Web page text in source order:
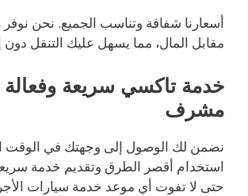
أسعارنا شفافة وتناسب الجميع. نحن
مقابل المال، مما يسهل عليك التنقل دون
خدمة تاكسي سريعة
مشرف
نضمن لك الوصول إلى وجهتك في الوقت
استخدام أقصر الطرق وتقديم خدمة
حتى لا تفوت أي موعد خدمة سيارات